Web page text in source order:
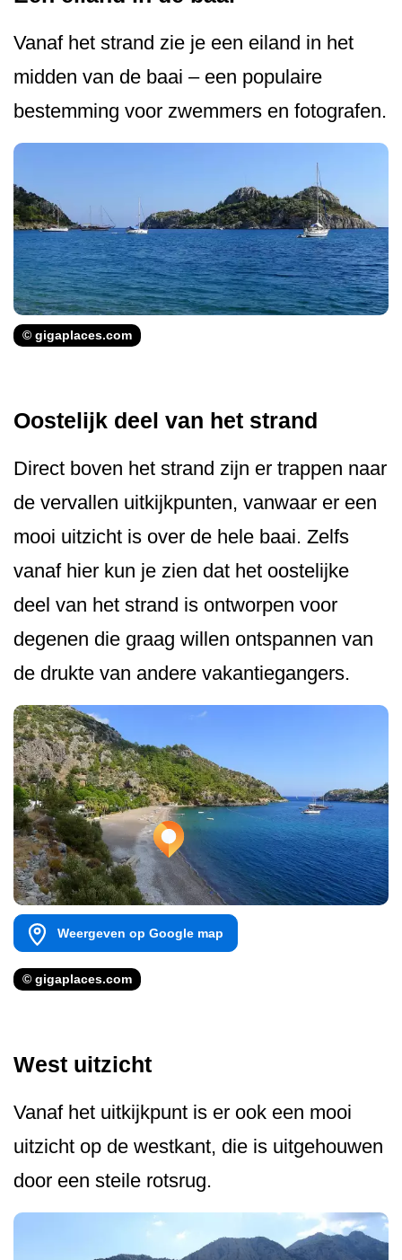
Vanaf het strand zie je een eiland in het
midden van de baai – een populaire
bestemming voor zwemmers en fotografen.
© gigaplaces.com
Oostelijk deel van het strand
Direct boven het strand zijn er trappen naar
de vervallen uitkijkpunten, vanwaar er een
mooi uitzicht is over de hele baai. Zelfs
vanaf hier kun je zien dat het oostelijke
deel van het strand is ontworpen voor
degenen die graag willen ontspannen van
de drukte van andere vakantiegangers.
Weergeven op Google map
© gigaplaces.com
West uitzicht
Vanaf het uitkijkpunt is er ook een mooi
uitzicht op de westkant, die is uitgehouwen
door een steile rotsrug.